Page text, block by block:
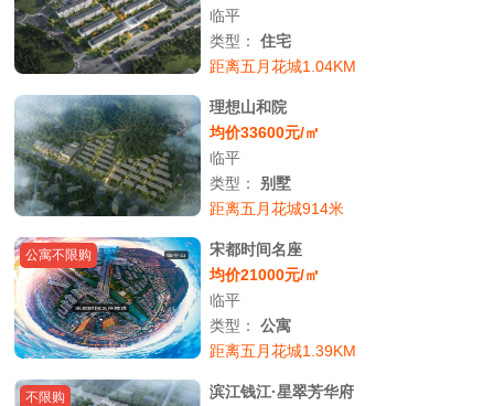
临平
类型：住宅
距离五月花城1.04KM
理想山和院
均价33600元/㎡
临平
类型：别墅
距离五月花城914米
公寓不限购
宋都时间名座
均价21000元/㎡
临平
类型：公寓
距离五月花城1.39KM
不限购
滨江钱江·星翠芳华府